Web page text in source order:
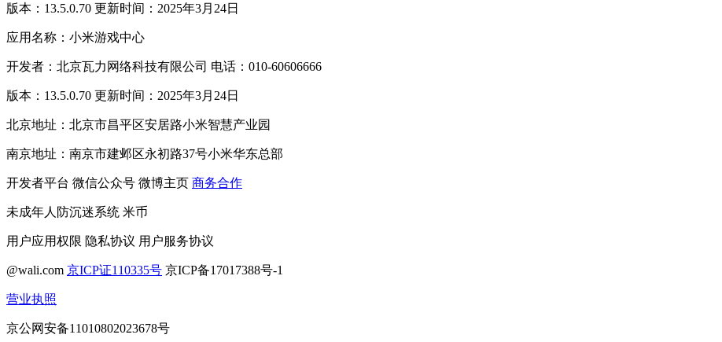
版本：13.5.0.70 更新时间：2025年3月24日
应用名称：小米游戏中心
开发者：北京瓦力网络科技有限公司 电话：010-60606666
版本：13.5.0.70 更新时间：2025年3月24日
北京地址：北京市昌平区安居路小米智慧产业园
南京地址：南京市建邺区永初路37号小米华东总部
开发者平台 微信公众号 微博主页 商务合作
未成年人防沉迷系统 米币
用户应用权限 隐私协议 用户服务协议
@wali.com 京ICP证110335号 京ICP备17017388号-1
营业执照
京公网安备11010802023678号